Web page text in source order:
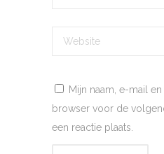
Mijn naam, e-mail
browser voor de
een reactie plaats.